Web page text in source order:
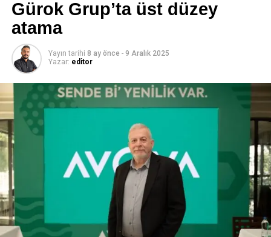
Lisansüstü programları ile ilgili daha fazla bilgi için:
http://graduate.bilgi.edu.tr/tr/
ANAHTAR KELIMELER:
İSTANBUL BILGI ÜNIVERSITESI YÜKSEK LISANS PROGRAMLARI
Ş DÜNYASININ PROFESYONELLERI
SONRAKI
Sezon Pirinç lisanslı depoculuk yatırımı için kolları
sıvadı
Çelik ihracatımızda Ortadoğu geriliyor, Uzakdoğu
pazarı büyüyor
editor
Gürok Grup’ta üst düzey
atama
Yayın tarihi 8 ay önce - 9 Aralık 2025
Yazar: editor